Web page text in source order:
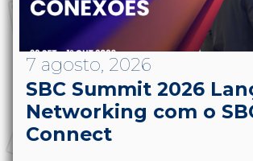
7 agosto, 2026
SBC Summit 2026
Networking com o
Connect